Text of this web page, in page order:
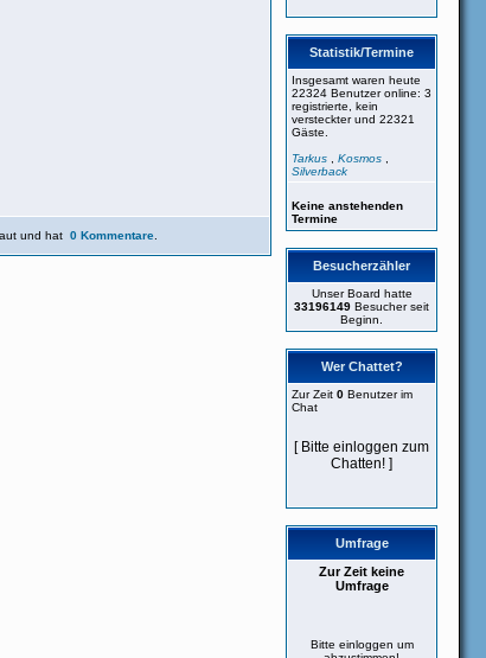
und hat 0 Kommentare
Statistik/Termine
Insgesamt waren heute
22324 Benutzer online: 3
registrierte, kein
versteckter und 22321
Gäste.
Tarkus
Kosmos
Silverback
Keine anstehenden
Termine
Besucherzähler
Unser Board hatte
33196149 Besucher seit
Beginn.
Wer Chattet?
Zur Zeit 0 Benutzer im
Chat
[ Bitte einloggen zum
Chatten! ]
Umfrage
Zur Zeit keine
Umfrage
Bitte einloggen um